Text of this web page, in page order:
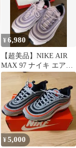
¥6,980
【超美品】NIKE AIR
MAX 97 ナイキ エアマ
ックス 97 スニーカー
¥5,000